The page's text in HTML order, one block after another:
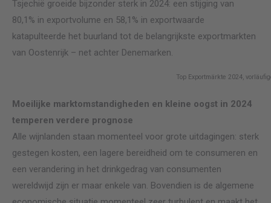
Tsjechië groeide bijzonder sterk in 2024: een stijging van
80,1% in exportvolume en 58,1% in exportwaarde
katapulteerde het buurland tot de belangrijkste exportmarkten
van Oostenrijk – net achter Denemarken.
Top Exportmärkte 2024,
Moeilijke marktomstandigheden en kleine oogst in 2024
temperen verdere prognose
Alle wijnlanden staan momenteel voor grote uitdagingen: sterk
gestegen kosten, een lagere bereidheid om te consumeren en
een verandering in het drinkgedrag van consumenten
wereldwijd zijn er maar enkele van. Bovendien is de algemene